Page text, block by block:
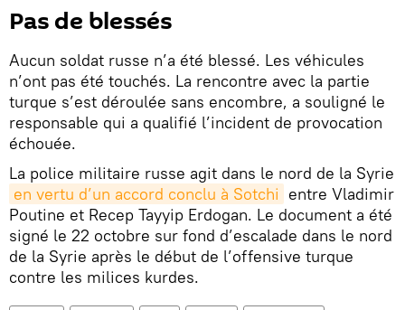
Pas de blessés
Aucun soldat russe n’a été blessé. Les véhicules
n’ont pas été touchés. La rencontre avec la partie
turque s’est déroulée sans encombre, a souligné le
responsable qui a qualifié l’incident de provocation
échouée.
La police militaire russe agit dans le nord de la Syrie
en vertu d’un accord conclu à Sotchi entre Vladimir
Poutine et Recep Tayyip Erdogan. Le document a été
signé le 22 octobre sur fond d’escalade dans le nord
de la Syrie après le début de l’offensive turque
contre les milices kurdes.